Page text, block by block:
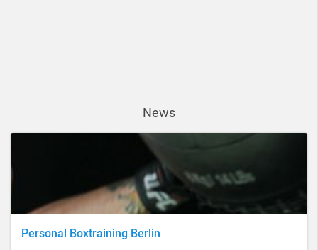
News
Personal Boxtraining Berlin